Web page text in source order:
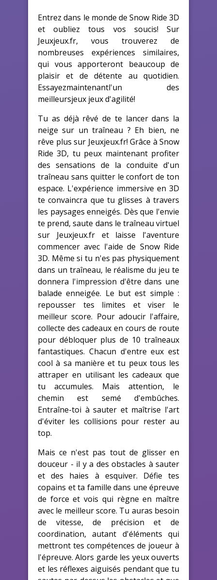
Entrez dans le monde de Snow Ride 3D
et oubliez tous vos soucis! Sur
Jeuxjeux.fr, vous trouverez de
nombreuses expériences similaires,
qui vous apporteront beaucoup de
plaisir et de détente au quotidien.
Essayezmaintenantl'un des
meilleursjeux jeux d'agilité!
Tu as déjà rêvé de te lancer dans la
neige sur un traîneau ? Eh bien, ne
rêve plus sur Jeuxjeux.fr! Grâce à Snow
Ride 3D, tu peux maintenant profiter
des sensations de la conduite d'un
traîneau sans quitter le confort de ton
espace. L'expérience immersive en 3D
te convaincra que tu glisses à travers
les paysages enneigés. Dès que l'envie
te prend, saute dans le traîneau virtuel
sur Jeuxjeux.fr et laisse l'aventure
commencer avec l'aide de Snow Ride
3D. Même si tu n'es pas physiquement
dans un traîneau, le réalisme du jeu te
donnera l'impression d'être dans une
balade enneigée. Le but est simple :
repousser tes limites et viser le
meilleur score. Pour adoucir l'affaire,
collecte des cadeaux en cours de route
pour débloquer plus de 10 traîneaux
fantastiques. Chacun d'entre eux est
cool à sa manière et tu peux tous les
attraper en utilisant les cadeaux que
tu accumules. Mais attention, le
chemin est semé d'embûches.
Entraîne-toi à sauter et maîtrise l'art
d'éviter les collisions pour rester au
top.
Mais ce n'est pas tout de glisser en
douceur - il y a des obstacles à sauter
et des haies à esquiver. Défie tes
copains et ta famille dans une épreuve
de force et vois qui règne en maître
avec le meilleur score. Tu auras besoin
de vitesse, de précision et de
coordination, autant d'éléments qui
mettront tes compétences de joueur à
l'épreuve. Alors garde les yeux ouverts
et les réflexes aiguisés pendant que tu